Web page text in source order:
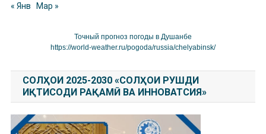
« Янв Мар »
Точный прогноз погоды в Душанбе
https://world-weather.ru/pogoda/russia/chelyabinsk/
СОЛҲОИ 2025-2030 «СОЛҲОИ РУШДИ
ИҚТИСОДИ РАҚАМӢ ВА ИННОВАТСИЯ»